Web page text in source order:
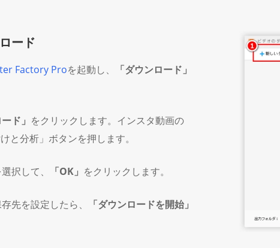
ード
Factory Proを起動し、
「ダウンロード」
ド」 をクリックします。インスタ動画の
と分析」ボタンを押します。
択して、 「OK」 をクリックします。
先を設定したら、
「ダウンロードを開始」